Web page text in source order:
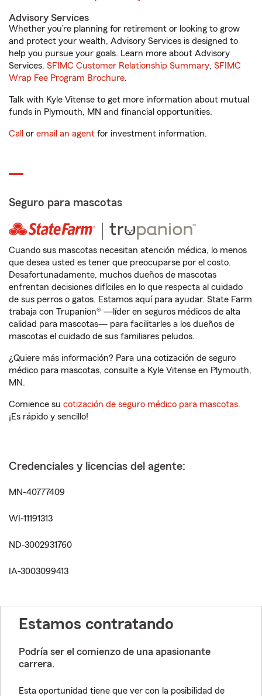
Advisory Services
Whether you’re planning for retirement or looking to grow
and protect your wealth, Advisory Services is designed to
help you pursue your goals. Learn more about Advisory
Services. SFIMC Customer Relationship Summary, SFIMC
Wrap Fee Program Brochure.
Talk with Kyle Vitense to get more information about mutual
funds in Plymouth, MN and financial opportunities.
Call or email an agent for investment information.
Seguro para mascotas
Cuando sus mascotas necesitan atención médica, lo menos
que desea usted es tener que preocuparse por el costo.
Desafortunadamente, muchos dueños de mascotas
enfrentan decisiones difíciles en lo que respecta al cuidado
de sus perros o gatos. Estamos aquí para ayudar. State Farm
trabaja con Trupanion® —líder en seguros médicos de alta
calidad para mascotas— para facilitarles a los dueños de
mascotas el cuidado de sus familiares peludos.
¿Quiere más información? Para una cotización de seguro
médico para mascotas, consulte a Kyle Vitense en Plymouth,
MN.
Comience su cotización de seguro médico para mascotas.
¡Es rápido y sencillo!
Credenciales y licencias del agente:
MN-40777409
WI-11191313
ND-3002931760
IA-3003099413
Estamos contratando
Podría ser el comienzo de una apasionante
carrera.
Esta oportunidad tiene que ver con la posibilidad de